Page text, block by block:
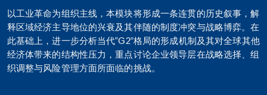
以工业革命为组织主线，本模块将形成一条连贯的历史叙事，解
释区域经济主导地位的兴衰及其伴随的制度冲突与战略博弈。在
此基础上，进一步分析当代“G2”格局的形成机制及其对全球其他
经济体带来的结构性压力，重点讨论企业领导层在战略选择、组
织调整与风险管理方面所面临的挑战。